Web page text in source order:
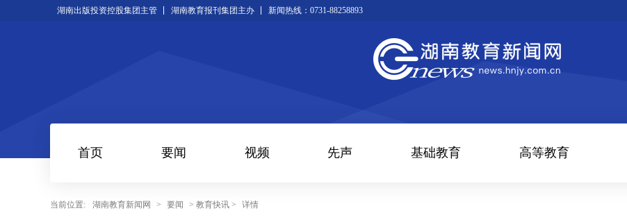
湖南出版投资控股集团主管 湖南教育报刊集团主办 新闻热线：0731-88258893
首页 要闻 视频 先声 基础教育 高等教育
当前位置: 湖南教育新闻网 > 要闻 > 教育快讯 > 详情